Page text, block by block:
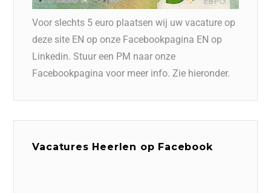
Voor slechts 5 euro plaatsen wij uw vacature op
deze site EN op onze Facebookpagina EN op
Linkedin. Stuur een PM naar onze
Facebookpagina voor meer info. Zie hieronder.
Vacatures Heerlen op Facebook